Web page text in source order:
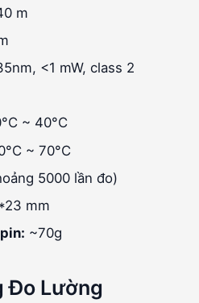
m
<1 mW, class 2
~ 40°C
~ 70°C
5000 lần đo)
mm
~70g
Đo Lường